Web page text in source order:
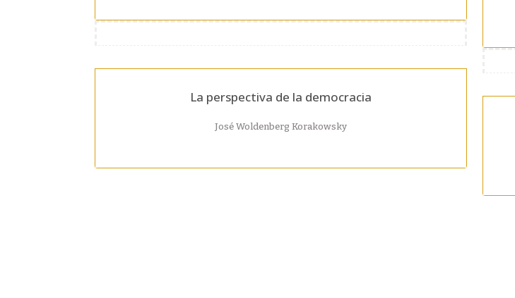
La perspectiva de la democracia
José Woldenberg Korakowsky